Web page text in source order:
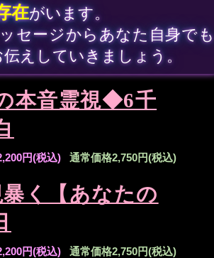
在がいます。
セージからあなた自身でも
えしていきましょう。
本音霊視◆6千
円(税込) 通常価格2,750円(税込)
く【あなたの
円(税込) 通常価格2,750円(税込)